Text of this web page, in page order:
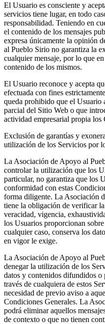
El Usuario es consciente y
servicios tiene lugar, en todo
responsabilidad. Teniendo en
el contenido de los mensajes
expresa únicamente la opinión
al Pueblo Sirio no garantiza la
cualquier mensaje, por lo que
contenido de los mismos.
El Usuario reconoce y acepta
efectuada con fines
queda prohibido que el Usuario
parcial del Sitio Web o que
actividad empresarial propia
Exclusión de garantías y
utilización de los Servicios por
La Asociación de Apoyo al
controlar la utilización que los
particular, no garantiza que los
conformidad con estas
forma diligente. La Asociación
tiene la obligación de verificar
veracidad, vigencia,
los Usuarios proporcionan
cualquier caso, conserva los
en vigor le exige.
La Asociación de Apoyo al
denegar la utilización de los
datos y contenidos difundidos o
través de cualquiera de estos
necesidad de previo aviso a
Condiciones Generales. La
podrá eliminar aquellos
de contexto o que no tienen